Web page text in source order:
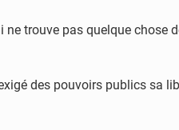
trouve pas quelque
des pouvoirs publics sa